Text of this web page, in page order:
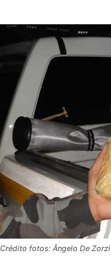
Crédito fotos: Ângelo De Zorzi